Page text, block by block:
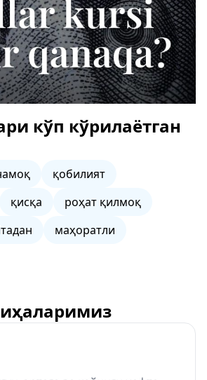
кўп кўрилаётган
қобилият
қисқа
роҳат қилмоқ
маҳоратли